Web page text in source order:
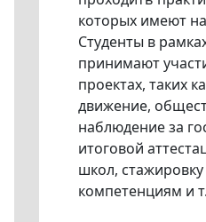
которых имеют
Студенты в
принимают
проектах, таких
движение,
наблюдение за
итоговой
школ,
компетенциям и